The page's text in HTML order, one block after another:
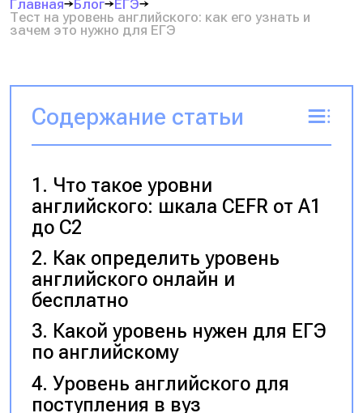
Главная Блог
ЕГЭ
Тест на уровень английского: как его узнать и
зачем это нужно для ЕГЭ
Содержание статьи
Что такое уровни
английского: шкала CEFR от A1
до C2
Как определить уровень
английского онлайн и
бесплатно
Какой уровень нужен для ЕГЭ
по английскому
Уровень английского для
поступления в вуз